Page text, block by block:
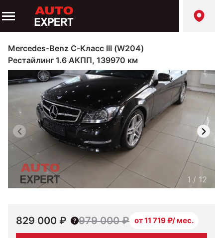
Mercedes-Benz C-Класс III (W204)
Рестайлинг 1.6 АКПП, 139970 км
1 / 12
829 000 ₽ 979 000 ₽ от 11 719 ₽/ мес.